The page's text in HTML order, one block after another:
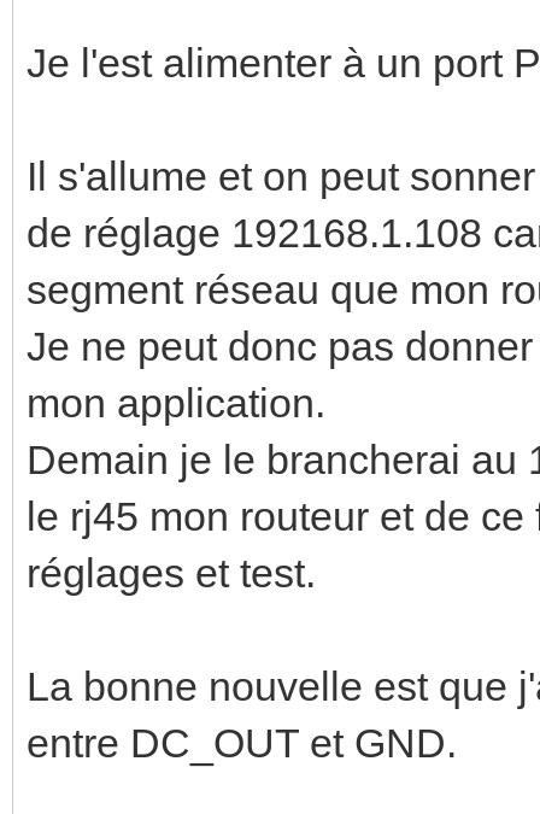
Je l'est alimenter à un port
Il s'allume et on peut
de réglage 192168.1.108
segment réseau que mon
Je ne peut donc pas
mon application.
Demain je le brancherai au
le rj45 mon routeur et de
réglages et test.
La bonne nouvelle est que
entre DC_OUT et GND.